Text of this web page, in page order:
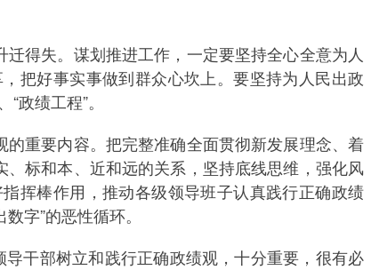
得失。谋划推进工作，一定要坚持全心全意为人
把好事实事做到群众心坎上。要坚持为人民出政
政绩工程”。
重要内容。把完整准确全面贯彻新发展理念、着
标和本、近和远的关系，坚持底线思维，强化风
挥棒作用，推动各级领导班子认真践行正确政绩
字”的恶性循环。
干部树立和践行正确政绩观，十分重要，很有必